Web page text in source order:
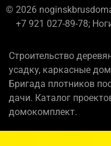
© 2026
+7 921 027-89-78;
Строительство
усадку, каркасные
Бригада плотников
дачи. Каталог
домокомплект.